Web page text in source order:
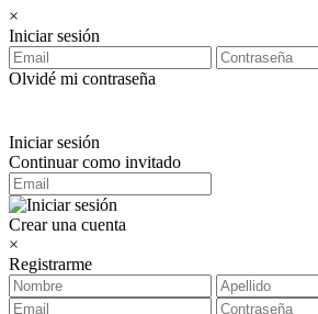
×
Iniciar sesión
Olvidé mi contraseña
Iniciar sesión
Continuar como invitado
Crear una cuenta
×
Registrarme